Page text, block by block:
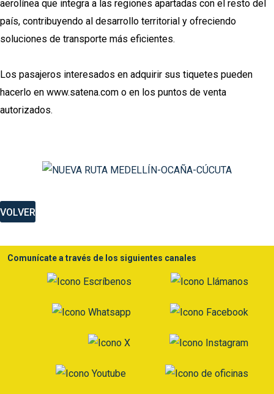
aerolínea que integra a las regiones apartadas con el resto del
país, contribuyendo al desarrollo territorial y ofreciendo
soluciones de transporte más eficientes.
Los pasajeros interesados en adquirir sus tiquetes pueden
hacerlo en www.satena.com o en los puntos de venta
autorizados.
VOLVER
Comunícate a través de los siguientes canales